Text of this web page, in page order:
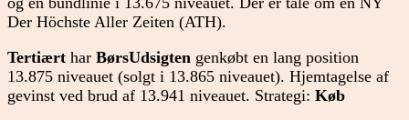
Der Höchste Aller Zeiten (ATH).
Tertiært har BørsUdsigten genkøbt en lang position
13.875 niveauet (solgt i 13.865 niveauet). Hjemtagelse af
gevinst ved brud af 13.941 niveauet. Strategi: Køb